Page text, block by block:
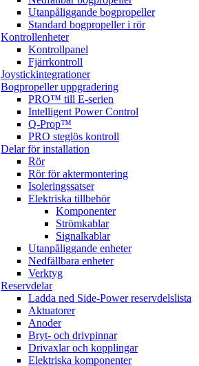
Utanpåliggande bogpropeller
Standard bogpropeller i rör
Kontrollenheter
Kontrollpanel
Fjärrkontroll
Joystickintegrationer
Bogpropeller uppgradering
PRO™ till E-serien
Intelligent Power Control
Q-Prop™
PRO steglös kontroll
Delar för installation
Rör
Rör för aktermontering
Isoleringssatser
Elektriska tillbehör
Komponenter
Strömkablar
Signalkablar
Utanpåliggande enheter
Nedfällbara enheter
Verktyg
Reservdelar
Ladda ned Side-Power reservdelslista
Aktuatorer
Anoder
Bryt- och drivpinnar
Drivaxlar och kopplingar
Elektriska komponenter